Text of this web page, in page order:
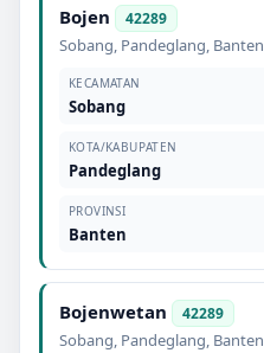
Bojen 42289
Sobang, Pandeglang, Banten
KECAMATAN
Sobang
KOTA/KABUPATEN
Pandeglang
PROVINSI
Banten
Bojenwetan 42289
Sobang, Pandeglang, Banten